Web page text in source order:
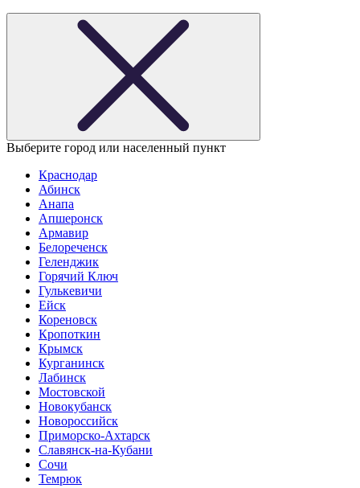
Выберите город или населенный пункт
Краснодар
Абинск
Анапа
Апшеронск
Армавир
Белореченск
Геленджик
Горячий Ключ
Гулькевичи
Ейск
Кореновск
Кропоткин
Крымск
Курганинск
Лабинск
Мостовской
Новокубанск
Новороссийск
Приморско-Ахтарск
Славянск-на-Кубани
Сочи
Темрюк